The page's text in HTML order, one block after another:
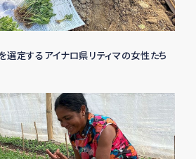
選定するアイナロ県リティマの女性たち